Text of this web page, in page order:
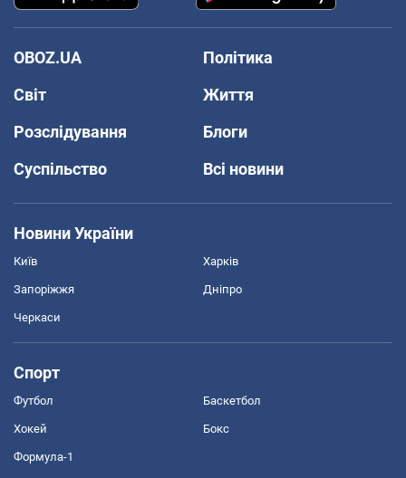
OBOZ.UA
Політика
Світ
Життя
Розслідування
Блоги
Суспільство
Всі новини
Новини України
Київ Харків
Запоріжжя Дніпро
Черкаси
Спорт
Футбол Баскетбол
Хокей Бокс
Формула-1